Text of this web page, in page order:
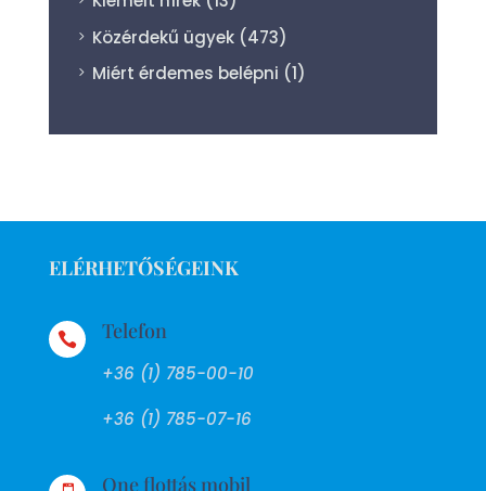
Közérdekű ügyek (473)
Miért érdemes belépni (1)
ELÉRHETŐSÉGEINK
 Telefon
+36 (1) 785-00-10
+36 (1) 785-07-16
One flottás mobil